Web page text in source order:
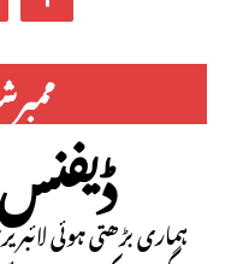
ہماری بڑھتی ہوئی